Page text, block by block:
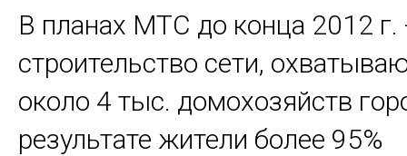
В планах МТС до конца 2012 г.
строительство сети,
около 4 тыс. домохозяйств
результате жители более 95%